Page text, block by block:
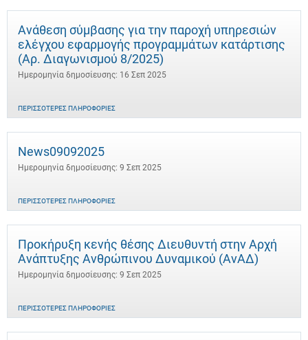
Ανάθεση σύμβασης για την παροχή υπηρεσιών
ελέγχου εφαρμογής προγραμμάτων κατάρτισης
(Αρ. Διαγωνισμού 8/2025)
Ημερομηνία δημοσίευσης: 16 Σεπ 2025
ΠΕΡΙΣΣΌΤΕΡΕΣ ΠΛΗΡΟΦΟΡΊΕΣ
News09092025
Ημερομηνία δημοσίευσης: 9 Σεπ 2025
ΠΕΡΙΣΣΌΤΕΡΕΣ ΠΛΗΡΟΦΟΡΊΕΣ
Προκήρυξη κενής θέσης Διευθυντή στην Αρχή
Ανάπτυξης Ανθρώπινου Δυναμικού (ΑνΑΔ)
Ημερομηνία δημοσίευσης: 9 Σεπ 2025
ΠΕΡΙΣΣΌΤΕΡΕΣ ΠΛΗΡΟΦΟΡΊΕΣ